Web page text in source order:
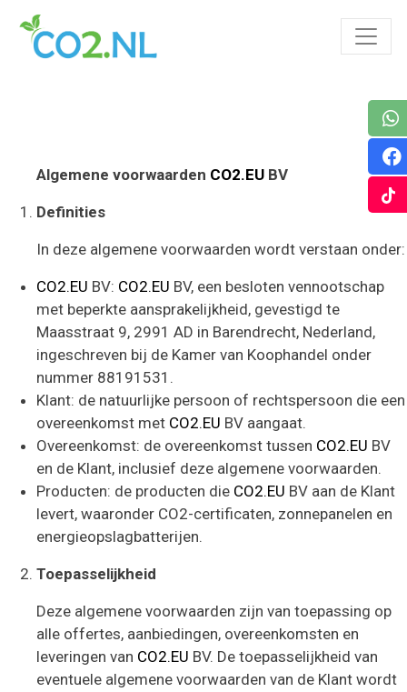
Algemene voorwaarden CO2.EU BV
Definities
In deze algemene voorwaarden wordt verstaan onder:
CO2.EU BV: CO2.EU BV, een besloten vennootschap
met beperkte aansprakelijkheid, gevestigd te
Maasstraat 9, 2991 AD in Barendrecht, Nederland,
ingeschreven bij de Kamer van Koophandel onder
nummer 88191531.
Klant: de natuurlijke persoon of rechtspersoon die een
overeenkomst met CO2.EU BV aangaat.
Overeenkomst: de overeenkomst tussen CO2.EU BV
en de Klant, inclusief deze algemene voorwaarden.
Producten: de producten die CO2.EU BV aan de Klant
levert, waaronder CO2-certificaten, zonnepanelen en
energieopslagbatterijen.
Toepasselijkheid
Deze algemene voorwaarden zijn van toepassing op
alle offertes, aanbiedingen, overeenkomsten en
leveringen van CO2.EU BV. De toepasselijkheid van
eventuele algemene voorwaarden van de Klant wordt